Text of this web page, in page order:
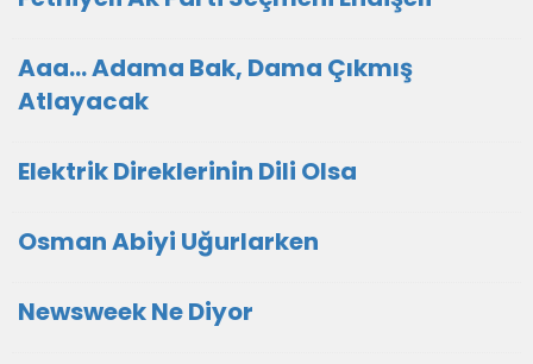
Aaa... Adama Bak, Dama Çıkmış
Atlayacak
Elektrik Direklerinin Dili Olsa
Osman Abiyi Uğurlarken
Newsweek Ne Diyor